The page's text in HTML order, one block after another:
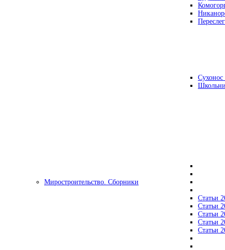
Миростроительство. Сборники
Статьи
Статьи
Статьи
Статьи
Статьи